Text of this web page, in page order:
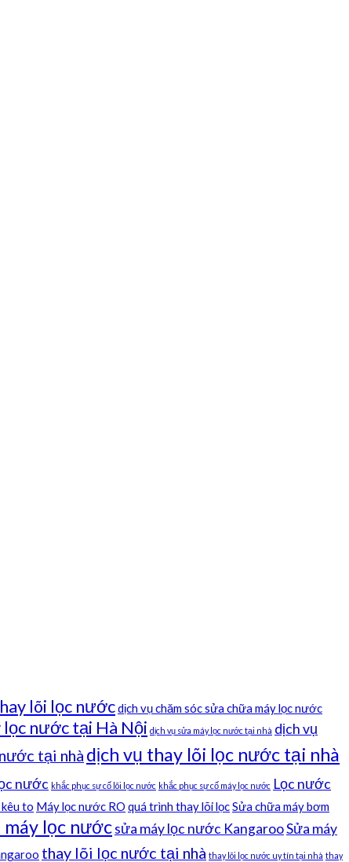
lõi lọc nướcdịch vụ chăm sóc sửa chữa máy lọc nước
lọc nước tại Hà Nội dịch vụ sửa máy lọc nước tại nhà dịch vụ
tại nhà dịch vụ thay lõi lọc nước tại nhà
nước khắc phục sự cố lõi lọc nước khắc phục sự cố máy lọc nước Lọc nước
to Máy lọc nước RO quá trình thay lõi lọcSửa chữa máy bơm
máy lọc nướcsửa máy lọc nước KangarooSửa máy
thay lõi lọc nước tại nhà thay lõi lọc nước uy tín tại nhà thay